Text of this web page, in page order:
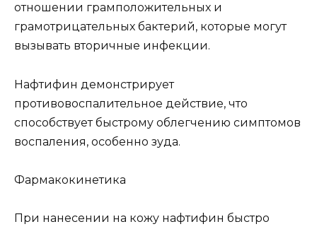
отношении грамположительных и
грамотрицательных бактерий, которые могут
вызывать вторичные инфекции.
Нафтифин демонстрирует
противовоспалительное действие, что
способствует быстрому облегчению симптомов
воспаления, особенно зуда.
Фармакокинетика
При нанесении на кожу нафтифин быстро